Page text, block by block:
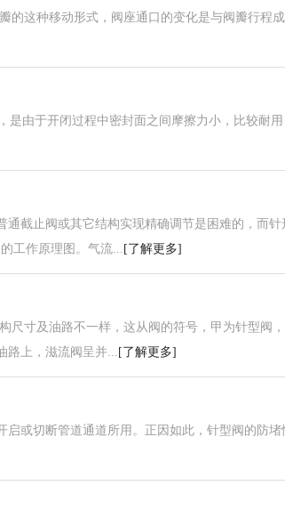
这种移动形式，阀座通口的变化是与阀瓣行程
由于开闭过程中密封面之间摩擦力小，比较耐用
截止阀或其它结构实现精确调节是困难的，而
工作原理图。气流... [了解更多]
尺寸及油路不一样，这从阀的符号，甲为针型阀
路上，滋流阀呈并... [了解更多]
或切断管道通道所用。正因如此，针型阀的防堵